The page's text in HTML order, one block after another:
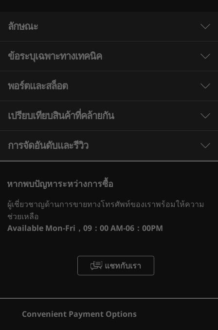
ลักษณะ
AMD Ryzen™ 6000 Series processors
Speed meets endurance when you play with a
processors. Seize the pure performance you
need to win, without compromising battery
life.
ข้อระบุเฉพาะทางเทคนิค
AMD Ryzen™ 7 6800H Mobile Processor
AMD Ryzen™ 5 6600H Mobile Processor
Operating System
Up to Windows 11 Pro
Graphics
NVIDIA
GeForce RTX™ 3070 Ti, 8GB GDDR6, up to
140W boosted TGP, listed boost clock 1485MHz
NVIDIA®
GeForce RTX™ 3070, 8GB GDDR6, up to 140W
boosted TGP, listed boost clock 1620MHz
boosted TGP, listed boost clock 1702MHz
15.6″ WQHD (2560 x 1440) IPS, 16:9 aspect ratio, 165Hz
refresh rate (3ms response time with OverDrive), 100%
®
พอร์ตและสล็อต
Headphone / mic combo
2-Webcam e-shutter switch
เปรียบเทียบสินค้าที่คล้ายกัน
3 Similiar products selected
กำลังดูอยู่
Gen 7)
(16'', Gen 10)
฿60,579.61
(16'',
การจัดอันดับและรีวิว
หากพบปัญหาระหว่างการซื้อ
ผู้เชี่ยวชาญด้านการขายทางโทรศัพท์ของเราพร้อมให้ความ
ช่วยเหลือ
Available Mon-Fri，09：00 AM-06：00PM
แชทกับเรา
Convenient Payment Options